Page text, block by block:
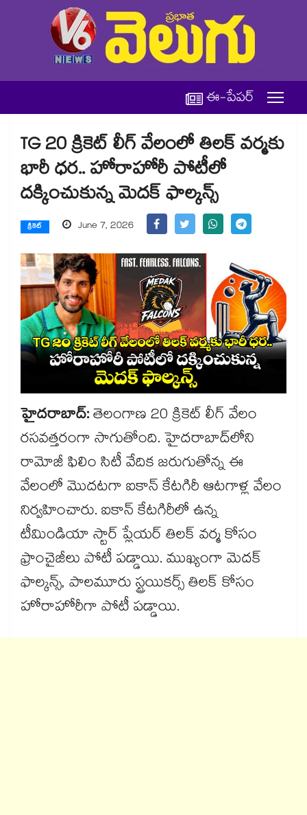
ఈ-పేపర్
TG 20 క్రికెట్ లీగ్ వేలంలో తిలక్ వర్మకు
భారీ ధర.. హోరాహోరీ పోటీలో
దక్కించుకున్న మెదక్ ఫాల్కన్స్
క్రికెట్ June 7, 2026
హైదరాబాద్:తెలంగాణ 20 క్రికెట్ లీగ్ వేలం
రసవత్తరంగా సాగుతోంది. హైదరాబాద్‎లోని
రామోజీ ఫిలిం సిటీ వేదిక జరుగుతోన్న ఈ
వేలంలో మొదటగా ఐకాన్ కేటగిరీ ఆటగాళ్ల వేలం
నిర్వహించారు. ఐకాన్ కేటగిరీలో ఉన్న
టీమిండియా స్టార్ ప్లేయర్ తిలక్ వర్మ కోసం
ఫ్రాంచైజీలు పోటీ పడ్డాయి. ముఖ్యంగా మెదక్
ఫాల్కన్స్, పాలమూరు స్ట్రయికర్స్ తిలక్ కోసం
హోరాహోరీగా పోటీ పడ్డాయి.